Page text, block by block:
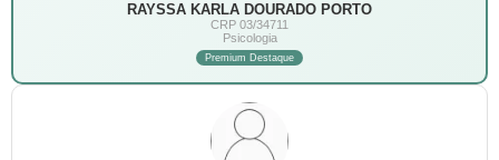
RAYSSA KARLA DOURADO PORTO
CRP 03/34711
Psicologia
Premium Destaque